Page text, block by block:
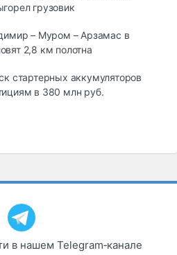
грузовик
– Муром – Арзамас в
2,8 км полотна
стартерных аккумуляторов
в 380 млн руб.
в нашем Telegram‑канале